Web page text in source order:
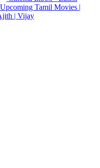
Tamil Movies |
| Vijay